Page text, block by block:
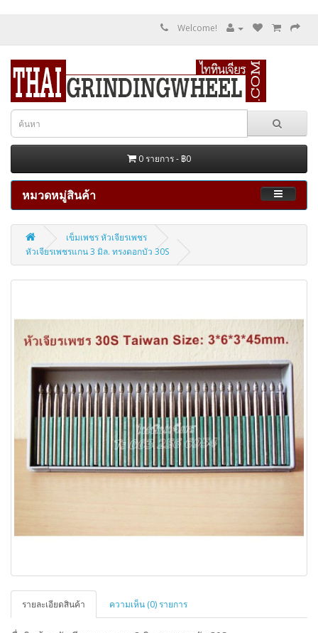
Welcome!
0 รายการ - ฿0
หมวดหมู่สินค้า
เข็มเพชร หัวเจียรเพชร
หัวเจียรเพชรแกน 3 มิล. ทรงดอกบัว 30S
รายละเอียดสินค้า ความเห็น (0) รายการ